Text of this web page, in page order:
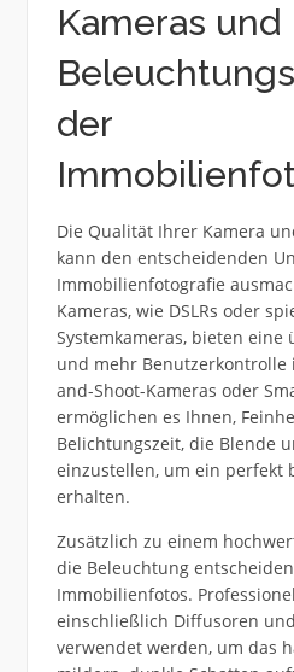
Kameras und
der
Die Qualität Ihrer Kamera
kann den entscheidenden
Immobilienfotografie
Kameras, wie DSLRs oder
Systemkameras, bieten
und mehr Benutzerkontrolle
and-Shoot-Kameras oder
ermöglichen es Ihnen,
Belichtungszeit, die Blende
einzustellen, um ein perfekt
erhalten.
Zusätzlich zu einem
die Beleuchtung
Immobilienfotos.
einschließlich Diffusoren
verwendet werden, um das